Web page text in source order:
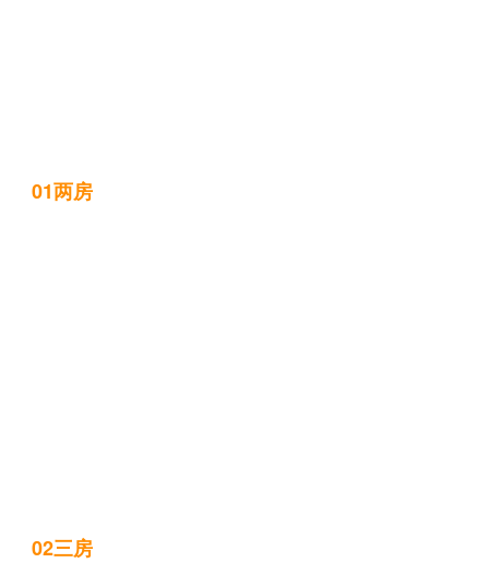
01两房
02三房